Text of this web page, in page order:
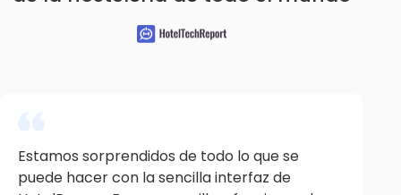
Estamos sorprendidos de todo lo que se
puede hacer con la sencilla interfaz de